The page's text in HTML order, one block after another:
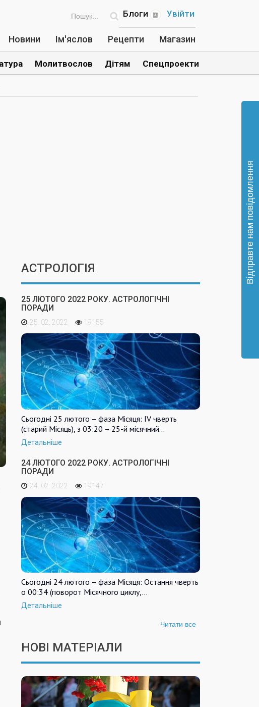
Увійти
Блоги
Новини Ім'яслов Рецепти Магазин
Молитвослов Дітям Спецпроекти
АСТРОЛОГІЯ
25 ЛЮТОГО 2022 РОКУ. АСТРОЛОГІЧНІ
ПОРАДИ
25. 02. 2022 19155
Сьогодні 25 лютого – фаза Місяця: IV чверть
(старий Місяць), з 03:20 – 25-й місячний…
Детальніше
24 ЛЮТОГО 2022 РОКУ. АСТРОЛОГІЧНІ
ПОРАДИ
24. 02. 2022 19147
Сьогодні 24 лютого – фаза Місяця: Остання чверть
о 00:34 (поворот Місячного циклу,…
Детальніше
Читати все
НОВІ МАТЕРІАЛИ
Відправте нам повідомлення